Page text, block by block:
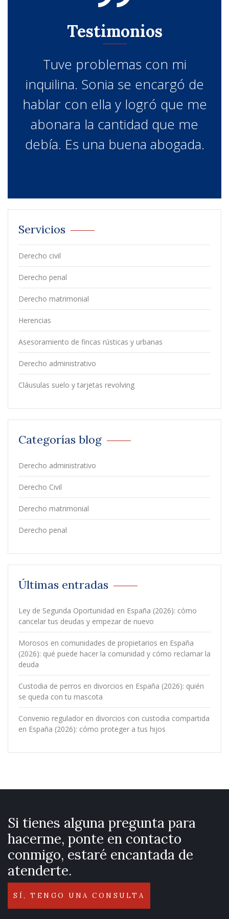
Testimonios
Tuve problemas con mi
inquilina. Sonia se encargó de
hablar con ella y logró que me
abonara la cantidad que me
debía. Es una buena abogada.
Servicios
Derecho civil
Derecho penal
Derecho matrimonial
Herencias
Asesoramiento de fincas rústicas y urbanas
Derecho administrativo
Cláusulas suelo y tarjetas revolving
Categorías blog
Derecho administrativo
Derecho Civil
Derecho matrimonial
Derecho penal
Últimas entradas
Ley de Segunda Oportunidad en España (2026): cómo
cancelar tus deudas y empezar de nuevo
Morosos en comunidades de propietarios en España
(2026): qué puede hacer la comunidad y cómo reclamar la
deuda
Custodia de perros en divorcios en España (2026): quién
se queda con tu mascota
Convenio regulador en divorcios con custodia compartida
en España (2026): cómo proteger a tus hijos
Si tienes alguna pregunta para
hacerme, ponte en contacto
conmigo, estaré encantada de
atenderte.
SÍ, TENGO UNA CONSULTA